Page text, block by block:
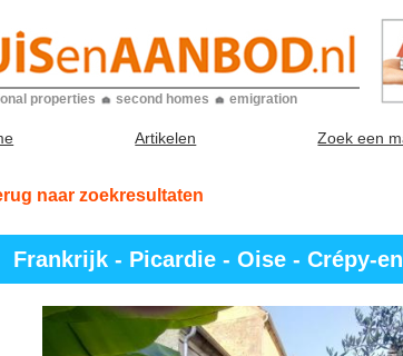
properties second homes emigration
Artikelen Zoek een
naar zoekresultaten
Frankrijk - Picardie - Oise - Crépy-